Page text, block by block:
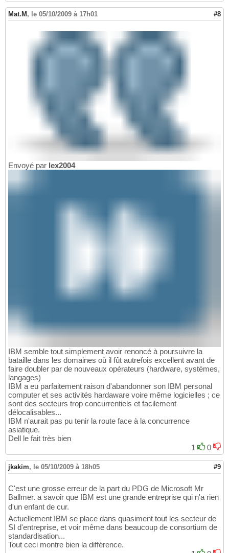
Mat.M , le 05/10/2009 à 17h01 #8
Envoyé par lex2004
IBM semble tout simplement avoir renoncé à poursuivre la
bataille dans les domaines où il fût autrefois excellent avant de
faire doubler par de nouveaux opérateurs (hardware, systèmes,
langages)
IBM a eu parfaitement raison d'abandonner son IBM personal
computer et ses activités hardaware voire même logicielles ; ce
sont des secteurs trop concurrentiels et facilement
délocalisables...
IBM n'aurait pas pu tenir la route face à la concurrence
asiatique.
Dell le fait très bien
1
0
jkakim, le 05/10/2009 à 18h05 #9
C'est une grosse erreur de la part du PDG de Microsoft Mr
Ballmer. a savoir que IBM est une grande entreprise qui n'a rien
d'un enfant de cur.
Actuellement IBM se place dans quasiment tout les secteur de
SI d'entreprise, et voir même dans beaucoup de consortium de
standardisation...
Tout ceci montre bien la différence.